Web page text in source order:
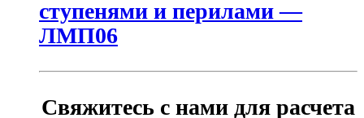
ступенями и перилами —
ЛМП06
Свяжитесь с нами для расчета